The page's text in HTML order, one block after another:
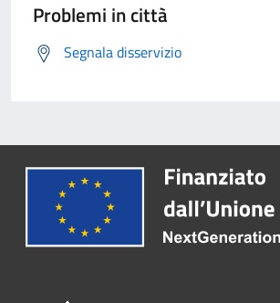
Problemi in città
Segnala disservizio